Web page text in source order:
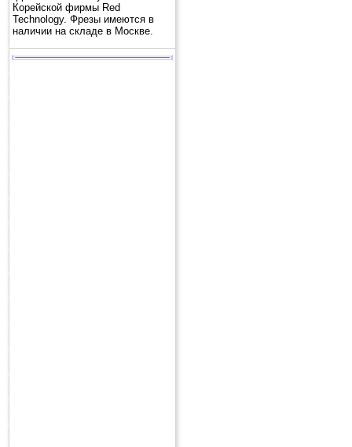
Корейской фирмы Red
Technology. Фрезы имеются в
наличии на складе в Москве.